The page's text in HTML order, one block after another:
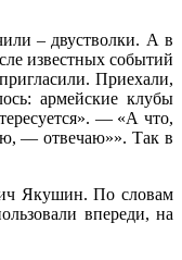
– двустволки. А в
известных событий
Приехали,
армейские клубы
— «А что,
— отвечаю»». Так в
Якушин. По словам
впереди, на